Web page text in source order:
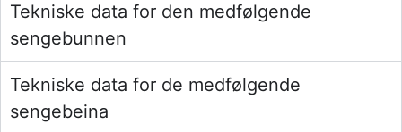
Tekniske data for den medfølgende
sengebunnen
Tekniske data for de medfølgende
sengebeina